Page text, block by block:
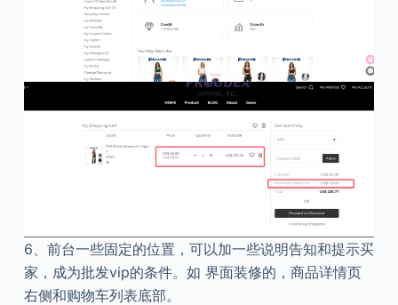
6、前台一些固定的位置，可以加一些说明告知和提示买
家，成为批发vip的条件。如 界面装修的，商品详情页
右侧和购物车列表底部。